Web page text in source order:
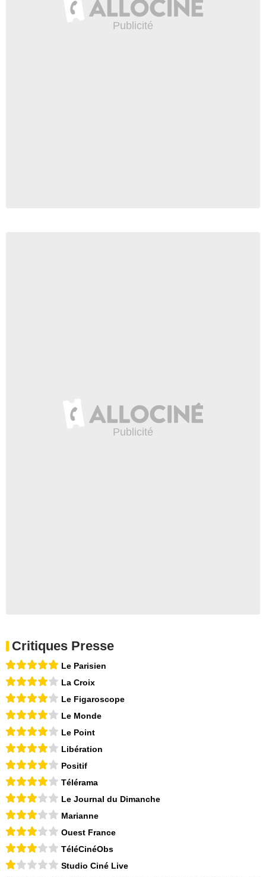
Critiques Presse
Le Parisien
La Croix
Le Figaroscope
Le Monde
Le Point
Libération
Positif
Télérama
Le Journal du Dimanche
Marianne
Ouest France
TéléCinéObs
Studio Ciné Live